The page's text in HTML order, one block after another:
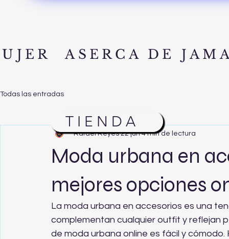
Todas las entradas
Moda urbana en
mejores opciones
Rafael Reyes 22 jun 4 min de lectura
La moda urbana en accesorios es una
complementan cualquier outfit y reflejan
de moda urbana online es fácil y
ASERCA DE
TIENDA